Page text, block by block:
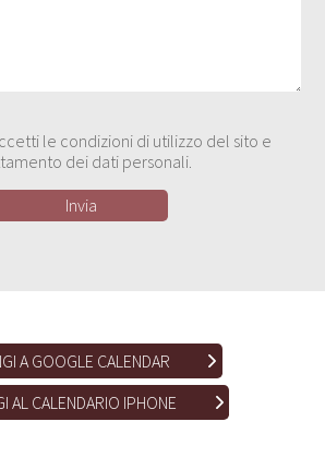
le condizioni di utilizzo del sito e
dei dati personali.
A GOOGLE CALENDAR
AL CALENDARIO IPHONE